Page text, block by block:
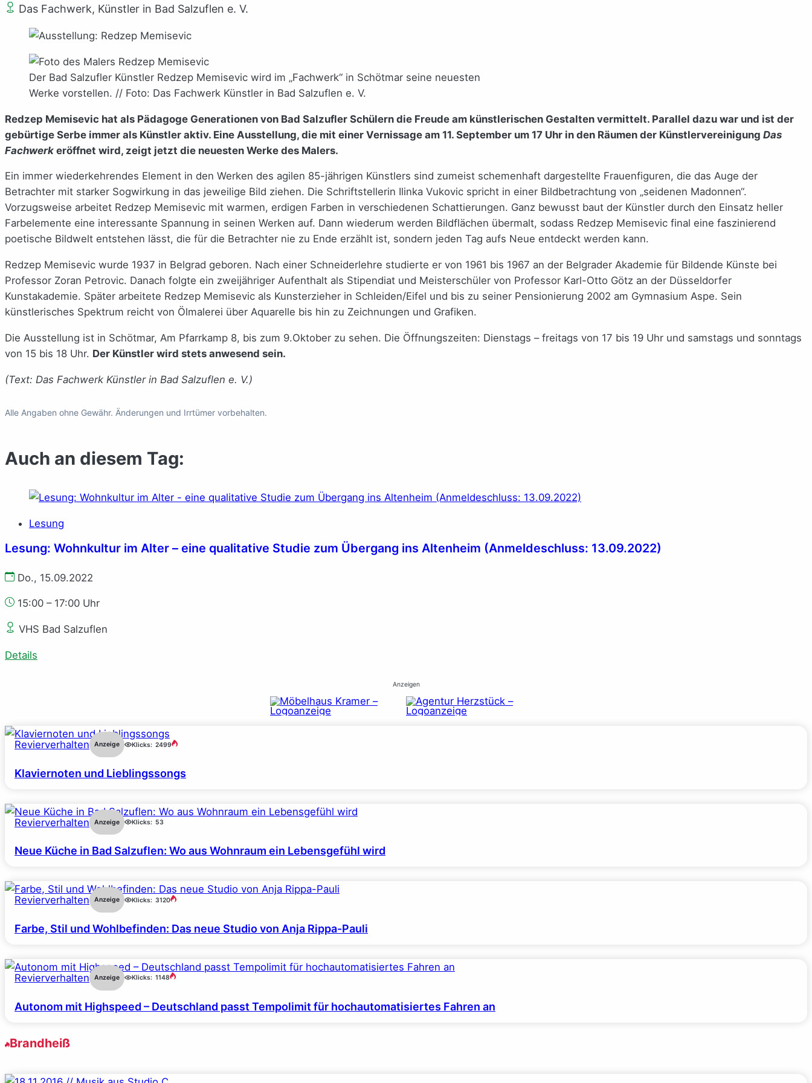
Das Fachwerk, Künstler in Bad Salzuflen e. V.
Der Bad Salzufler Künstler Redzep Memisevic wird im „Fachwerk“ in Schötmar seine neuesten
Werke vorstellen. // Foto: Das Fachwerk Künstler in Bad Salzuflen e. V.
Redzep Memisevic hat als Pädagoge Generationen von Bad Salzufler Schülern die Freude am künstlerischen Gestalten vermittelt. Parallel dazu war und ist der
gebürtige Serbe immer als Künstler aktiv. Eine Ausstellung, die mit einer Vernissage am 11. September um 17 Uhr in den Räumen der Künstlervereinigung Das
Fachwerk eröffnet wird, zeigt jetzt die neuesten Werke des Malers.
Ein immer wiederkehrendes Element in den Werken des agilen 85-jährigen Künstlers sind zumeist schemenhaft dargestellte Frauenfiguren, die das Auge der
Betrachter mit starker Sogwirkung in das jeweilige Bild ziehen. Die Schriftstellerin Ilinka Vukovic spricht in einer Bildbetrachtung von „seidenen Madonnen“.
Vorzugsweise arbeitet Redzep Memisevic mit warmen, erdigen Farben in verschiedenen Schattierungen. Ganz bewusst baut der Künstler durch den Einsatz heller
Farbelemente eine interessante Spannung in seinen Werken auf. Dann wiederum werden Bildflächen übermalt, sodass Redzep Memisevic final eine faszinierend
poetische Bildwelt entstehen lässt, die für die Betrachter nie zu Ende erzählt ist, sondern jeden Tag aufs Neue entdeckt werden kann.
Redzep Memisevic wurde 1937 in Belgrad geboren. Nach einer Schneiderlehre studierte er von 1961 bis 1967 an der Belgrader Akademie für Bildende Künste bei
Professor Zoran Petrovic. Danach folgte ein zweijähriger Aufenthalt als Stipendiat und Meisterschüler von Professor Karl-Otto Götz an der Düsseldorfer
Kunstakademie. Später arbeitete Redzep Memisevic als Kunsterzieher in Schleiden/Eifel und bis zu seiner Pensionierung 2002 am Gymnasium Aspe. Sein
künstlerisches Spektrum reicht von Ölmalerei über Aquarelle bis hin zu Zeichnungen und Grafiken.
Die Ausstellung ist in Schötmar, Am Pfarrkamp 8, bis zum 9.Oktober zu sehen. Die Öffnungszeiten: Dienstags – freitags von 17 bis 19 Uhr und samstags und sonntags
von 15 bis 18 Uhr. Der Künstler wird stets anwesend sein.
(Text: Das Fachwerk Künstler in Bad Salzuflen e. V.)
Alle Angaben ohne Gewähr. Änderungen und Irrtümer vorbehalten.
Auch an diesem Tag:
Lesung
Lesung: Wohnkultur im Alter – eine qualitative Studie zum Übergang ins Altenheim (Anmeldeschluss: 13.09.2022)
Do., 15.09.2022
15:00 – 17:00 Uhr
VHS Bad Salzuflen
Details
Anzeigen
Revierverhalten Anzeige Klicks: 2499
Klaviernoten und Lieblingssongs
Revierverhalten Anzeige Klicks: 53
Neue Küche in Bad Salzuflen: Wo aus Wohnraum ein Lebensgefühl wird
Revierverhalten Anzeige Klicks: 3120
Farbe, Stil und Wohlbefinden: Das neue Studio von Anja Rippa-Pauli
Revierverhalten Anzeige Klicks: 1148
Autonom mit Highspeed – Deutschland passt Tempolimit für hochautomatisiertes Fahren an
Brandheiß